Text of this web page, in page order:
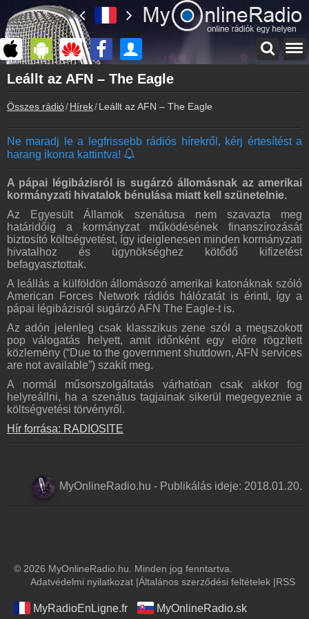
Főoldal
myonlineradio.hu
Bejelentkezés
Kapcsolat
Írj nekünk!
Partnerek
Rádiós partnerek
Rádió beágyazás
Ágyazd be weboldaladba
Online rádió készítés
Készítés lépésről lépésre
Leállt az AFN – The Eagle
Összes rádió Hírek Leállt az AFN – The Eagle
Ne maradj le a legfrissebb rádiós hírekről, kérj értesítést a
harang ikonra kattintva!
A pápai légibázisról is sugárzó állomásnak az amerikai
kormányzati hivatalok bénulása miatt kell szünetelnie.
Az Egyesült Államok szenátusa nem szavazta meg
határidőig a kormányzat működésének finanszírozását
biztosító költségvetést, így ideiglenesen minden kormányzati
hivatalhoz és ügynökséghez kötődő kifizetést
befagyasztottak.
A leállás a külföldön állomásozó amerikai katonáknak szóló
American Forces Network rádiós hálózatát is érinti, így a
pápai légibázisról sugárzó AFN The Eagle-t is.
Az adón jelenleg csak klasszikus zene szól a megszokott
pop válogatás helyett, amit időnként egy előre rögzített
közlemény (“Due to the government shutdown, AFN services
are not available”) szakít meg.
A normál műsorszolgáltatás várhatóan csak akkor fog
helyreállni, ha a szenátus tagjainak sikerül megegyeznie a
költségvetési törvényről.
Hír forrása: RADIOSITE
MyOnlineRadio.hu - Publikálás ideje: 2018.01.20.
© 2026 MyOnlineRadio.hu. Minden jog fenntartva.
Adatvédelmi nyilatkozat |Általános szerződési feltételek |RSS
MyRadioEnLigne.fr MyOnlineRadio.sk